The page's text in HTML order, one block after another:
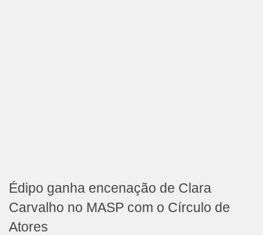
Édipo ganha encenação de Clara
Carvalho no MASP com o Círculo de
Atores